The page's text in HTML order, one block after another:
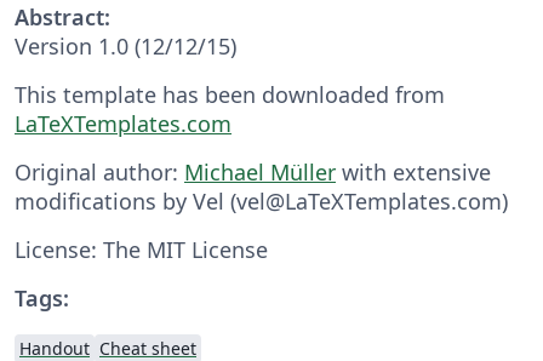
Abstract:
Version 1.0 (12/12/15)
This template has been downloaded from
LaTeXTemplates.com
Original author: Michael Müller with extensive
modifications by Vel (vel@LaTeXTemplates.com)
License: The MIT License
Tags:
Handout Cheat sheet